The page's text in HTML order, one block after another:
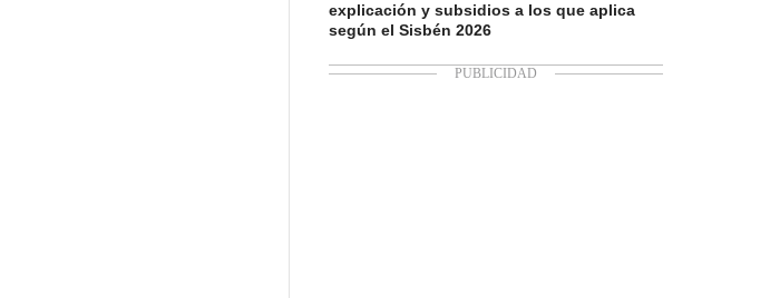
explicación y subsidios a los que aplica
según el Sisbén 2026